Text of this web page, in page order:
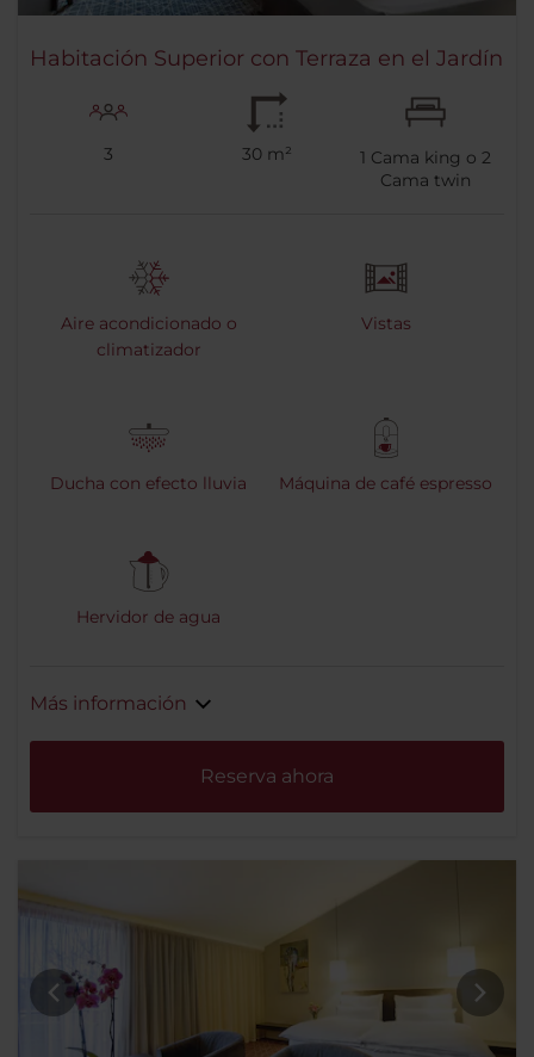
Habitación Superior con Terraza en el Jardín
3 30 m² 1 Cama king o 2
Cama twin
Aire acondicionado o
climatizador
Vistas
Ducha con efecto lluvia Máquina de café espresso
Hervidor de agua
Más información
Reserva ahora